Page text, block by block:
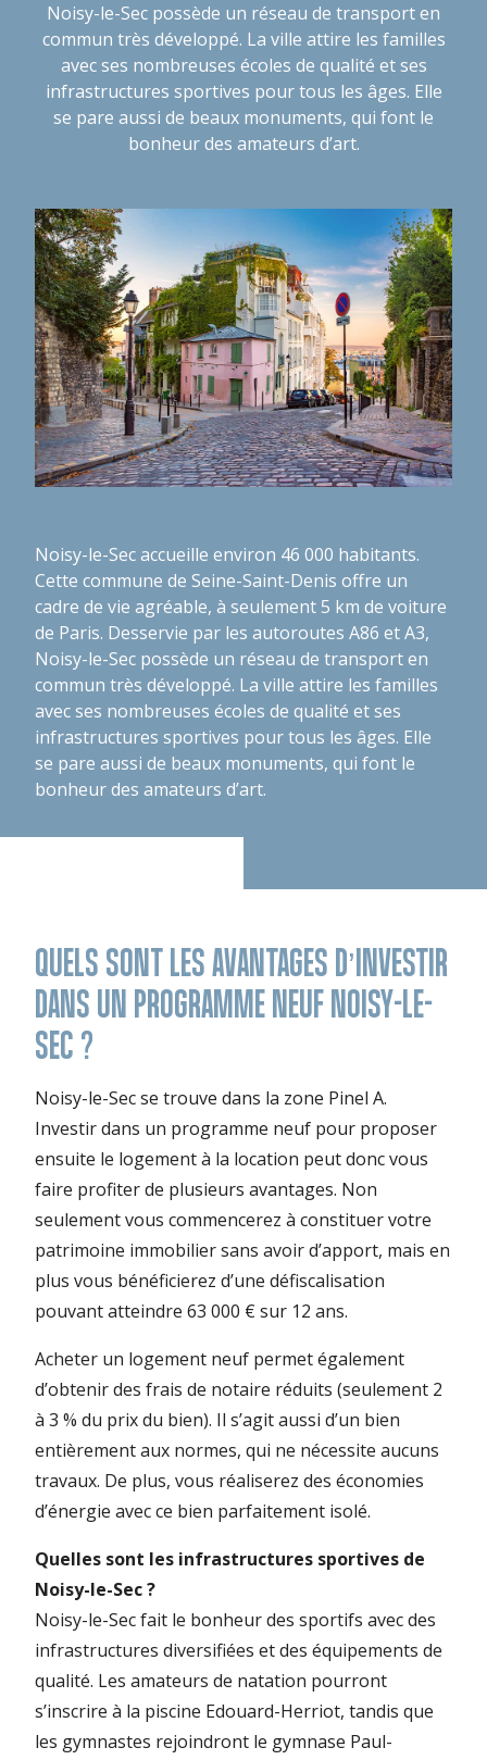
Noisy-le-Sec possède un réseau de transport en
commun très développé. La ville attire les familles
avec ses nombreuses écoles de qualité et ses
infrastructures sportives pour tous les âges. Elle
se pare aussi de beaux monuments, qui font le
bonheur des amateurs d’art.
Noisy-le-Sec accueille environ 46 000 habitants.
Cette commune de Seine-Saint-Denis offre un
cadre de vie agréable, à seulement 5 km de voiture
de Paris. Desservie par les autoroutes A86 et A3,
Noisy-le-Sec possède un réseau de transport en
commun très développé. La ville attire les familles
avec ses nombreuses écoles de qualité et ses
infrastructures sportives pour tous les âges. Elle
se pare aussi de beaux monuments, qui font le
bonheur des amateurs d’art.
QUELS SONT LES AVANTAGES D’INVESTIR
DANS UN PROGRAMME NEUF NOISY-LE-
SEC ?
Noisy-le-Sec se trouve dans la zone Pinel A.
Investir dans un programme neuf pour proposer
ensuite le logement à la location peut donc vous
faire profiter de plusieurs avantages. Non
seulement vous commencerez à constituer votre
patrimoine immobilier sans avoir d’apport, mais en
plus vous bénéficierez d’une défiscalisation
pouvant atteindre 63 000 € sur 12 ans.
Acheter un logement neuf permet également
d’obtenir des frais de notaire réduits (seulement 2
à 3 % du prix du bien). Il s’agit aussi d’un bien
entièrement aux normes, qui ne nécessite aucuns
travaux. De plus, vous réaliserez des économies
d’énergie avec ce bien parfaitement isolé.
Quelles sont les infrastructures sportives de
Noisy-le-Sec ?
Noisy-le-Sec fait le bonheur des sportifs avec des
infrastructures diversifiées et des équipements de
qualité. Les amateurs de natation pourront
s’inscrire à la piscine Edouard-Herriot, tandis que
les gymnastes rejoindront le gymnase Paul-